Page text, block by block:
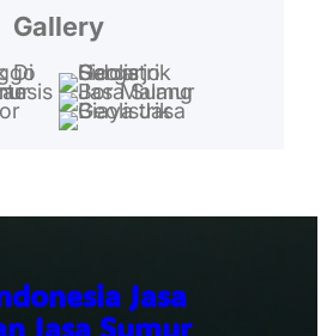
Gallery
Jasa
Jasa Sumur